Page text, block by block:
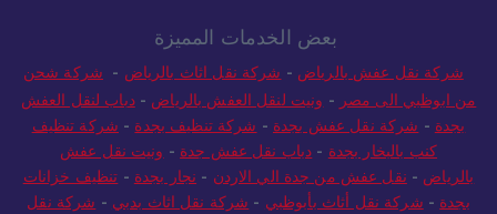
بعض الخدمات المميزة
شركة نقل عفش بالرياض - شركة نقل اثاث بالرياض - شركة شحن
من ابوظبي الى مصر - ونيت لنقل العفش بالرياض -دباب لنقل العفش
بجدة - شركة نقل عفش بجدة - شركة تنظيف بجدة - شركة تنظيف
كنب بالبخار بجدة - دباب نقل عفش جدة - ونيت نقل عفش
بالرياض - نقل عفش من جدة الي الاردن - نجار بجدة - تنظيف خزانات
بجدة - شركة نقل أثاث بأبوظبي - شركة نقل اثاث بدبي - شركة نقل